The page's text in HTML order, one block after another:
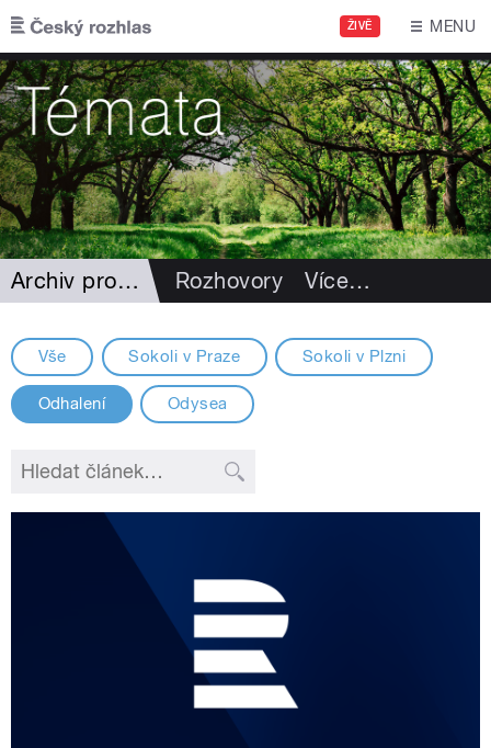
Přejít k hlavnímu obsahu
ŽIVĚ MENU
Archiv projektů Rozhovory Více…
Vše Sokoli v Praze Sokoli v Plzni
Odhalení Odysea